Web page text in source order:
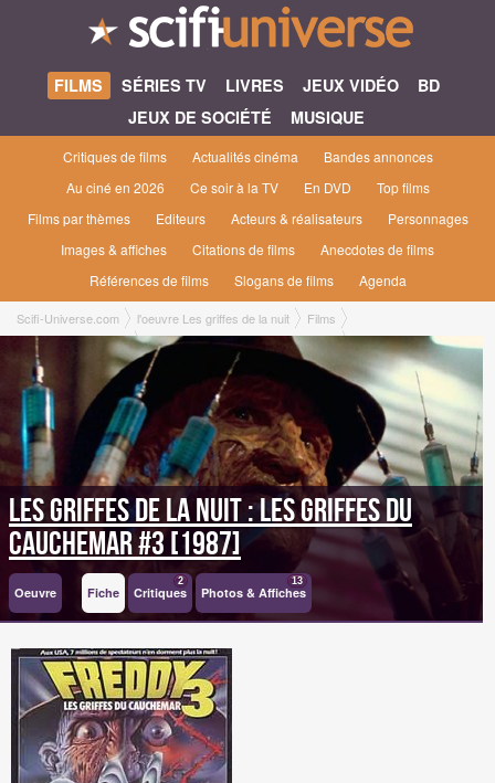
FILMS SÉRIES TV LIVRES JEUX VIDÉO
BD
JEUX DE SOCIÉTÉ
MUSIQUE
Critiques de films Actualités cinéma
Bandes annonces
Au ciné en 2026
Ce soir à la TV En DVD
Top films
Films par thèmes
Editeurs Acteurs & réalisateurs
Personnages
Images & affiches
Citations de films
Anecdotes de films
Références de films
Slogans de films Agenda
Scifi-Universe.com l'oeuvre Les griffes de la nuit
Films
Les Griffes de la Nuit
Les griffes du cauchemar #3 [1987]
Les Griffes de la Nuit : Les griffes du
cauchemar #3 [1987]
Oeuvre Fiche Critiques
2
Photos & Affiches
13